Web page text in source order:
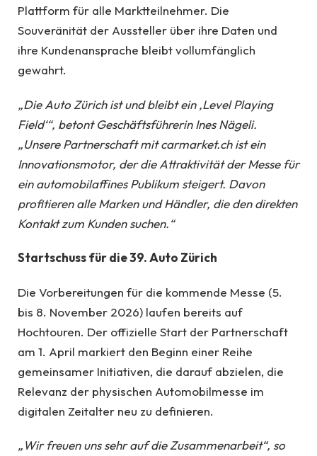
Plattform für alle Marktteilnehmer. Die
Souveränität der Aussteller über ihre Daten und
ihre Kundenansprache bleibt vollumfänglich
gewahrt.
„Die Auto Zürich ist und bleibt ein ‚Level Playing
Field‘“, betont Geschäftsführerin Ines Nägeli.
„Unsere Partnerschaft mit carmarket.ch ist ein
Innovationsmotor, der die Attraktivität der Messe für
ein automobilaffines Publikum steigert. Davon
profitieren alle Marken und Händler, die den direkten
Kontakt zum Kunden suchen.“
Startschuss für die 39. Auto Zürich
Die Vorbereitungen für die kommende Messe (5.
bis 8. November 2026) laufen bereits auf
Hochtouren. Der offizielle Start der Partnerschaft
am 1. April markiert den Beginn einer Reihe
gemeinsamer Initiativen, die darauf abzielen, die
Relevanz der physischen Automobilmesse im
digitalen Zeitalter neu zu definieren.
„Wir freuen uns sehr auf die Zusammenarbeit“, so